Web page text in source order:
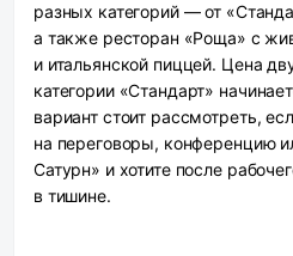
разных категорий — от
а также ресторан «Роща» с
и итальянской пиццей. Цена
категории «Стандарт»
вариант стоит рассмотреть,
на переговоры, конференцию
Сатурн» и хотите после
в тишине.